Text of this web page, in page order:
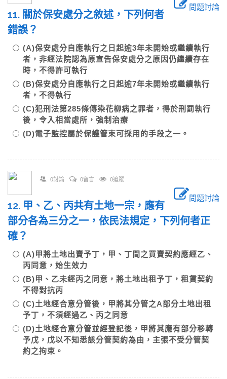
問題討論
11. 關於保安處分之敘述，下列何者
錯誤？
(A)保安處分自應執行之日起逾3年未開始或繼續執行
者，非經法院認為原宣告保安處分之原因仍繼續存在
時，不得許可執行
(B)保安處分自應執行之日起逾7年未開始或繼續執行
者，不得執行
(C)犯刑法第285條傳染花柳病之罪者，得於刑罰執行
後，令入相當處所，強制治療
(D)電子監控屬於保護管束可採用的手段之一。
0討論 0留言 0追蹤
問題討論
12. 甲、乙、丙共有土地一宗，應有
部分各為三分之一，依民法規定，下列何者正
確？
(A)甲將土地出賣予丁，甲、丁間之買賣契約應經乙、
丙同意，始生效力
(B)甲、乙未經丙之同意，將土地出租予丁，租賃契約
不得對抗丙
(C)土地經合意分管後，甲將其分管之A部分土地出租
予丁，不須經過乙、丙之同意
(D)土地經合意分管並經登記後，甲將其應有部分移轉
予戊，戊以不知悉該分管契約為由，主張不受分管契
約之拘束。